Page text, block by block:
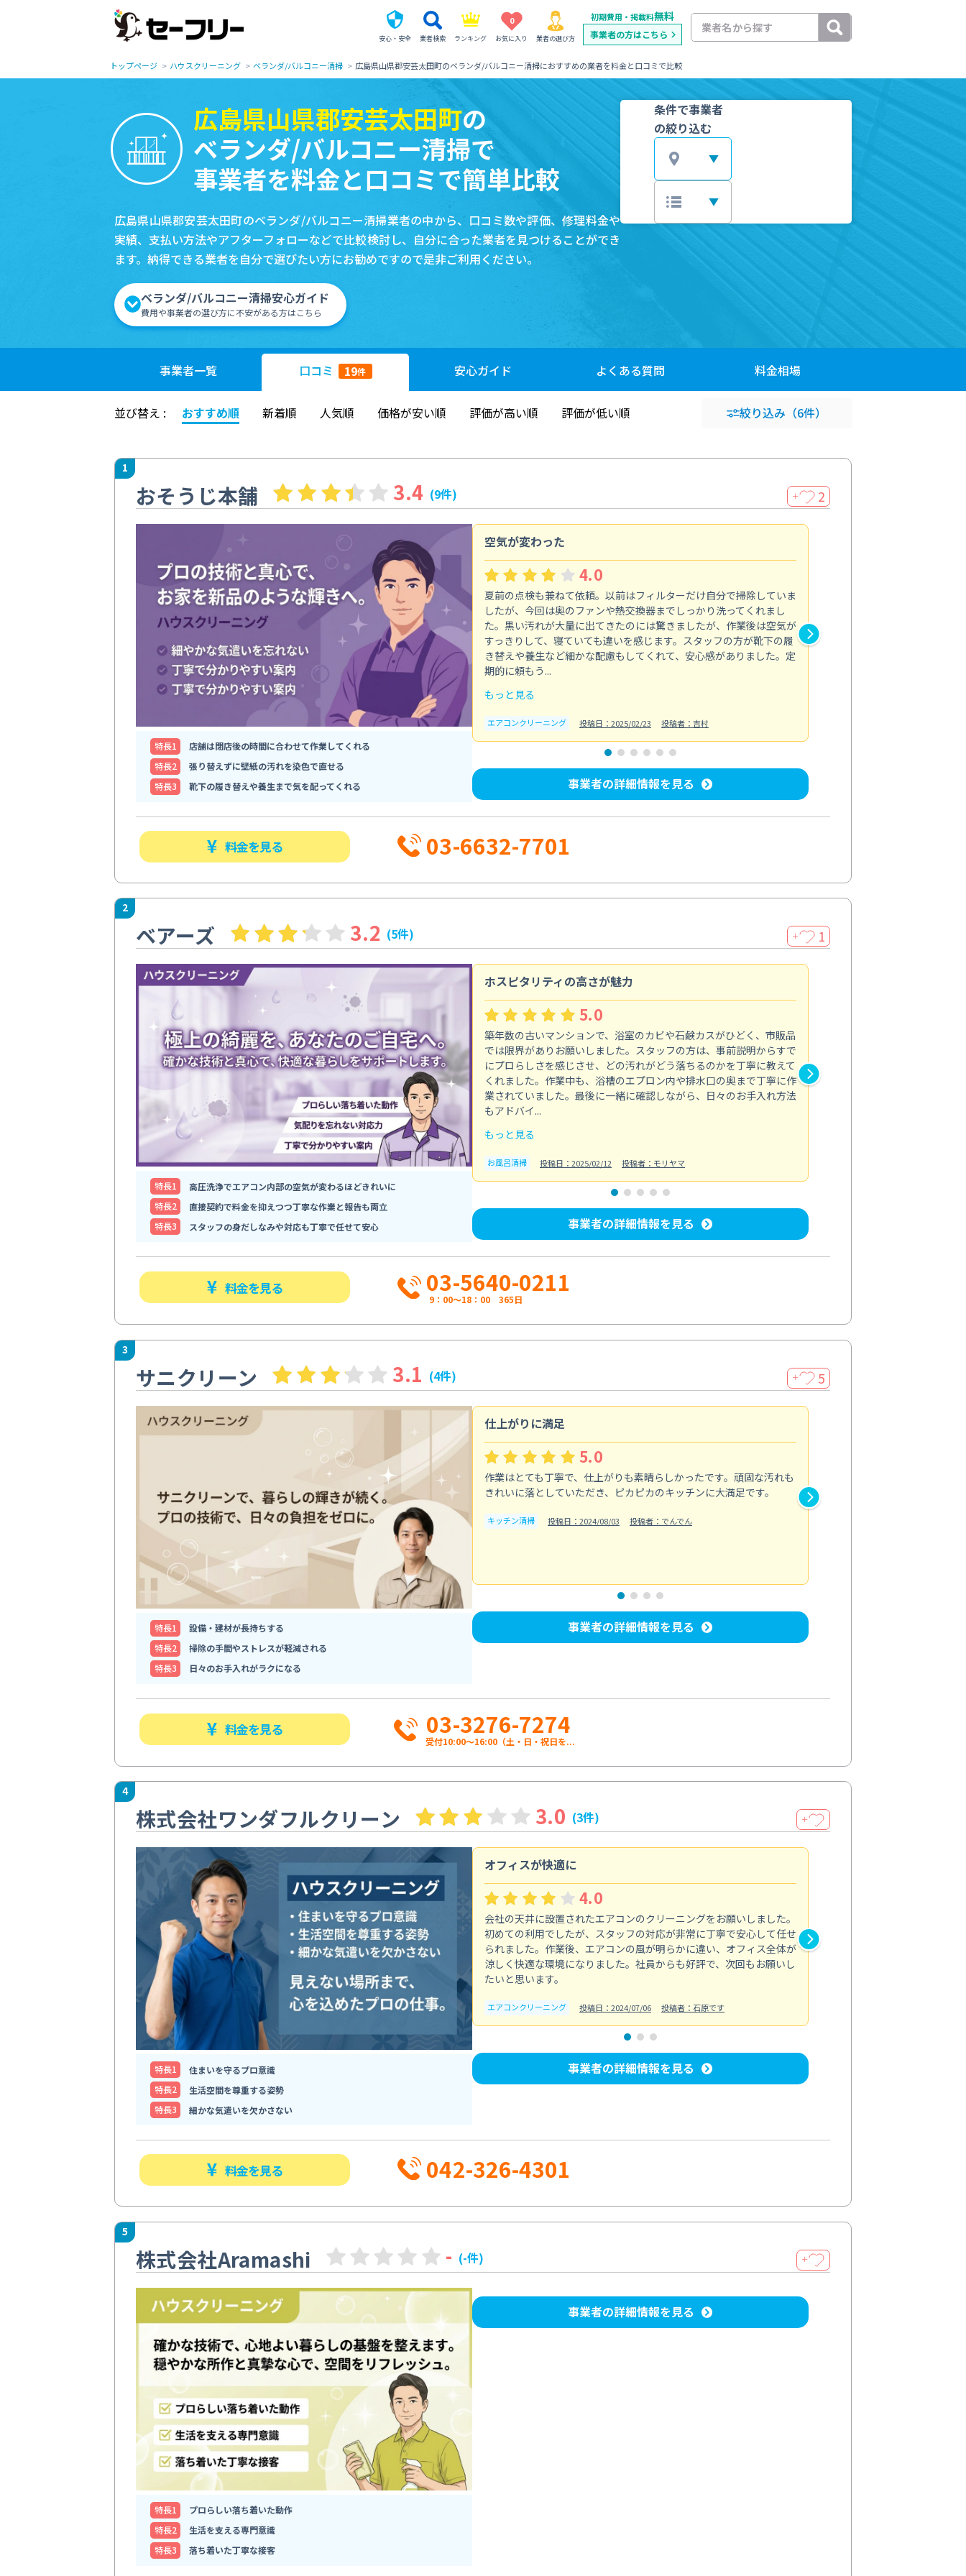
安心・安全 業者検索 ランキング
0
お気に入り 業者の選び方
初期費用・掲載料無料
事業者の方はこちら
トップページ ハウスクリーニング ベランダ/バルコニー清掃 広島県山県郡安芸太田町のベランダ/バルコニー清掃におすすめの業者を料金と口コミで比較
広島県山県郡安芸太田町の
ベランダ/バルコニー清掃で
事業者を料金と口コミで簡単比較
広島県山県郡安芸太田町のベランダ/バルコニー清掃業者の中から、口コミ数や評価、修理料金や
実績、支払い方法やアフターフォローなどで比較検討し、自分に合った業者を見つけることができ
ます。納得できる業者を自分で選びたい方にお勧めですので是非ご利用ください。
ベランダ/バルコニー清掃安心ガイド
費用や事業者の選び方に不安がある方はこちら
条件で事業者
の絞り込む
事業者一覧 口コミ 19件 安心ガイド よくある質問 料金相場
並び替え : おすすめ順 新着順 人気順 価格が安い順 評価が高い順 評価が低い順 絞り込み （6件）
1
おそうじ本舗 3.4 (9件) ＋ 2
特⻑1
店舗は閉店後の時間に合わせて作業してくれる
特⻑2
張り替えずに壁紙の汚れを染色で直せる
特⻑3
靴下の履き替えや養生まで気を配ってくれる
空気が変わった
4.0
夏前の点検も兼ねて依頼。以前はフィルターだけ自分で掃除していま
したが、今回は奥のファンや熱交換器までしっかり洗ってくれまし
た。黒い汚れが大量に出てきたのには驚きましたが、作業後は空気が
すっきりして、寝ていても違いを感じます。スタッフの方が靴下の履
き替えや養生など細かな配慮もしてくれて、安心感がありました。定
期的に頼もう...
もっと見る
エアコンクリーニング 投稿日：2025/02/23 投稿者：吉村
事業者の詳細情報を見る
料金を見る 03-6632-7701
2
ベアーズ 3.2 (5件) ＋ 1
特⻑1
高圧洗浄でエアコン内部の空気が変わるほどきれいに
特⻑2
直接契約で料金を抑えつつ丁寧な作業と報告も両立
特⻑3
スタッフの身だしなみや対応も丁寧で任せて安心
ホスピタリティの高さが魅力
5.0
築年数の古いマンションで、浴室のカビや石鹸カスがひどく、市販品
では限界がありお願いしました。スタッフの方は、事前説明からすで
にプロらしさを感じさせ、どの汚れがどう落ちるのかを丁寧に教えて
くれました。作業中も、浴槽のエプロン内や排水口の奥まで丁寧に作
業されていました。最後に一緒に確認しながら、日々のお手入れ方法
もアドバイ...
もっと見る
お風呂清掃 投稿日：2025/02/12 投稿者：モリヤマ
事業者の詳細情報を見る
料金を見る 03-5640-0211
9：00～18：00 365日
3
サニクリーン 3.1 (4件) ＋ 5
特⻑1
設備・建材が長持ちする
特⻑2
掃除の手間やストレスが軽減される
特⻑3
日々のお手入れがラクになる
仕上がりに満足
5.0
作業はとても丁寧で、仕上がりも素晴らしかったです。頑固な汚れも
きれいに落としていただき、ピカピカのキッチンに大満足です。
キッチン清掃 投稿日：2024/08/03 投稿者：でんでん
事業者の詳細情報を見る
料金を見る 03-3276-7274
受付10:00〜16:00（土・日・祝日を...
4
株式会社ワンダフルクリーン 3.0 (3件) ＋
特⻑1
住まいを守るプロ意識
特⻑2
生活空間を尊重する姿勢
特⻑3
細かな気遣いを欠かさない
オフィスが快適に
4.0
会社の天井に設置されたエアコンのクリーニングをお願いしました。
初めての利用でしたが、スタッフの対応が非常に丁寧で安心して任せ
られました。作業後、エアコンの風が明らかに違い、オフィス全体が
涼しく快適な環境になりました。社員からも好評で、次回もお願いし
たいと思います。
エアコンクリーニング 投稿日：2024/07/06 投稿者：石原です
事業者の詳細情報を見る
料金を見る 042-326-4301
5
株式会社Aramashi - (-件) ＋
特⻑1
プロらしい落ち着いた動作
特⻑2
生活を支える専門意識
特⻑3
落ち着いた丁寧な接客
事業者の詳細情報を見る